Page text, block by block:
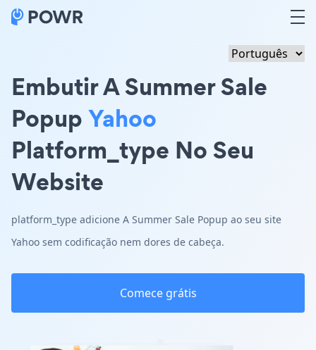
Embutir A Summer Sale
PopupYahoo
Platform_type No Seu
Website
platform_type adicione A Summer Sale Popup ao seu site
Yahoo sem codificação nem dores de cabeça.
Comece grátis